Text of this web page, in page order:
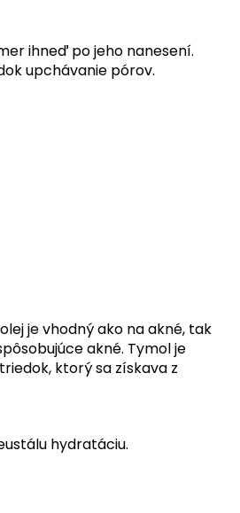
ihneď po jeho nanesení.
upchávanie pórov.
je vhodný ako na akné, tak
akné. Tymol je
ktorý sa získava z
hydratáciu.